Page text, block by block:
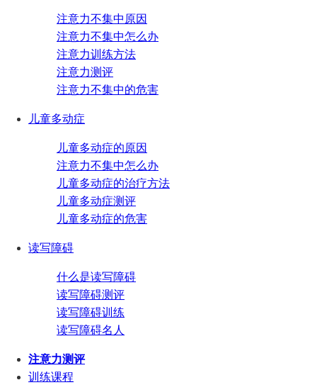
注意力不集中原因
注意力不集中怎么办
注意力训练方法
注意力测评
注意力不集中的危害
儿童多动症
儿童多动症的原因
注意力不集中怎么办
儿童多动症的治疗方法
儿童多动症测评
儿童多动症的危害
读写障碍
什么是读写障碍
读写障碍测评
读写障碍训练
读写障碍名人
注意力测评
训练课程